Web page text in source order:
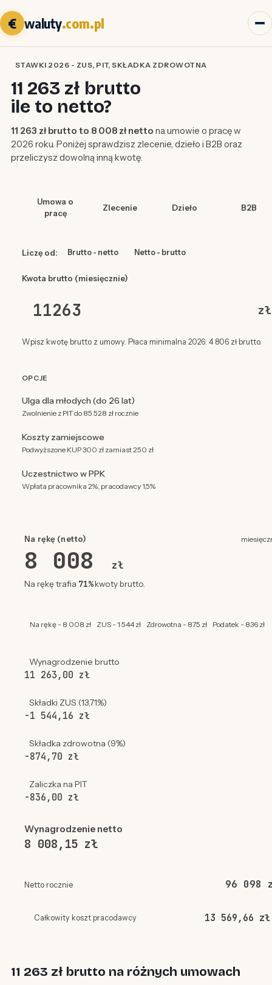
€ waluty.com.pl
STAWKI 2026 - ZUS, PIT, SKŁADKA ZDROWOTNA
11 263 zł brutto
ile to netto?
11 263 zł brutto to 8 008 zł netto na umowie o pracę w
2026 roku. Poniżej sprawdzisz zlecenie, dzieło i B2B oraz
przeliczysz dowolną inną kwotę.
Umowa o
pracę
Zlecenie Dzieło B2B
Liczę od: Brutto - netto Netto - brutto
Kwota brutto (miesięcznie)
zł
Wpisz kwotę brutto z umowy. Płaca minimalna 2026: 4 806 zł brutto.
OPCJE
Ulga dla młodych (do 26 lat)
Zwolnienie z PIT do 85 528 zł rocznie
Koszty zamiejscowe
Podwyższone KUP 300 zł zamiast 250 zł
Uczestnictwo w PPK
Wpłata pracownika 2%, pracodawcy 1,5%
Na rękę (netto)
8 008 zł
Na rękę trafia 71%kwoty brutto.
Na rękę - 8 008 zł ZUS - 1 544 zł Zdrowotna - 875 zł Podatek - 836 zł
Wynagrodzenie brutto
11 263,00 zł
Składki ZUS (13,71%)
-1 544,16 zł
Składka zdrowotna (9%)
-874,70 zł
Zaliczka na PIT
-836,00 zł
Wynagrodzenie netto
8 008,15 zł
Netto rocznie 96 098
Całkowity koszt pracodawcy 13 569,66 zł
11 263 zł brutto na różnych umowach